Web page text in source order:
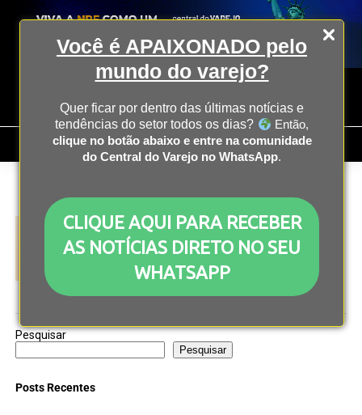
Você é APAIXONADO pelo
mundo do varejo?
Quer ficar por dentro das últimas notícias e
tendências do setor todos os dias?
Então,
clique no botão abaixo e entre na comunidade
do Central do Varejo no WhatsApp.
CLIQUE AQUI PARA RECEBER
AS NOTÍCIAS DIRETO NO SEU
WHATSAPP
All posts tagged "Home-office"
COMPORTAMENTO 2 anos atrás
86% das pessoas mudariam de emprego por
saúde mental
Pesquisar
Pesquisar
Posts Recentes